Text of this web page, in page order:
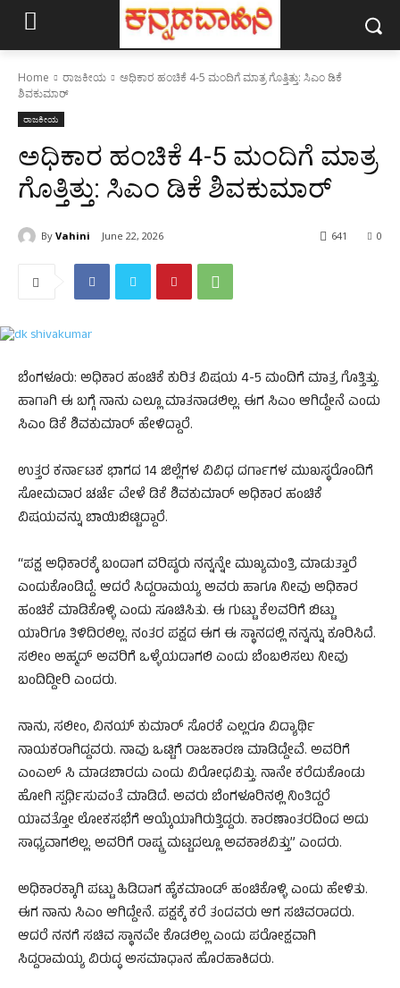
Home ರಾಜಕೀಯ
ಅಧಿಕಾರ ಹಂಚಿಕೆ 4-5 ಮಂದಿಗೆ ಮಾತ್ರ ಗೊತ್ತಿತ್ತು: ಸಿಎಂ ಡಿಕೆ
ಶಿವಕುಮಾರ್
ರಾಜಕೀಯ
ಅಧಿಕಾರ ಹಂಚಿಕೆ 4-5 ಮಂದಿಗೆ ಮಾತ್ರ
ಗೊತ್ತಿತ್ತು: ಸಿಎಂ ಡಿಕೆ ಶಿವಕುಮಾರ್
By Vahini June 22, 2026 0
641
ಬೆಂಗಳೂರು: ಅಧಿಕಾರ ಹಂಚಿಕೆ ಕುರಿತ ವಿಷಯ 4-5 ಮಂದಿಗೆ ಮಾತ್ರ ಗೊತ್ತಿತ್ತು.
ಹಾಗಾಗಿ ಈ ಬಗ್ಗೆ ನಾನು ಎಲ್ಲೂ ಮಾತನಾಡಲಿಲ್ಲ. ಈಗ ಸಿಎಂ ಆಗಿದ್ದೇನೆ ಎಂದು
ಸಿಎಂ ಡಿಕೆ ಶಿವಕುಮಾರ್ ಹೇಳಿದ್ದಾರೆ.
ಉತ್ತರ ಕರ್ನಾಟಕ ಭಾಗದ 14 ಜಿಲ್ಲೆಗಳ ವಿವಿಧ ದರ್ಗಾಗಳ ಮುಖಸ್ಥರೊಂದಿಗೆ
ಸೋಮವಾರ ಚರ್ಚೆ ವೇಳೆ ಡಿಕೆ ಶಿವಕುಮಾರ್ ಅಧಿಕಾರ ಹಂಚಿಕೆ
ವಿಷಯವನ್ನು ಬಾಯಿಬಿಟ್ಟಿದ್ದಾರೆ.
“ಪಕ್ಷ ಅಧಿಕಾರಕ್ಕೆ ಬಂದಾಗ ವರಿಷ್ಠರು ನನ್ನನ್ನೇ ಮುಖ್ಯಮಂತ್ರಿ ಮಾಡುತ್ತಾರೆ
ಎಂದುಕೊಂಡಿದ್ದೆ. ಆದರೆ ಸಿದ್ದರಾಮಯ್ಯ ಅವರು ಹಾಗೂ ನೀವು ಅಧಿಕಾರ
ಹಂಚಿಕೆ ಮಾಡಿಕೊಳ್ಳಿ ಎಂದು ಸೂಚಿಸಿತು. ಈ ಗುಟ್ಟು ಕೆಲವರಿಗೆ ಬಿಟ್ಟು
ಯಾರಿಗೂ ತಿಳಿದಿರಲಿಲ್ಲ. ನಂತರ ಪಕ್ಷದ ಈಗ ಈ ಸ್ಥಾನದಲ್ಲಿ ನನ್ನನ್ನು ಕೂರಿಸಿದೆ.
ಸಲೀಂ ಅಹ್ಮದ್ ಅವರಿಗೆ ಒಳ್ಳೆಯದಾಗಲಿ ಎಂದು ಬೆಂಬಲಿಸಲು ನೀವು
ಬಂದಿದ್ದೀರಿ ಎಂದರು.
ನಾನು, ಸಲೀಂ, ವಿನಯ್ ಕುಮಾರ್ ಸೊರಕೆ ಎಲ್ಲರೂ ವಿದ್ಯಾರ್ಥಿ
ನಾಯಕರಾಗಿದ್ದವರು. ನಾವು ಒಟ್ಟಿಗೆ ರಾಜಕಾರಣ ಮಾಡಿದ್ದೇವೆ. ಅವರಿಗೆ
ಎಂಎಲ್ ಸಿ ಮಾಡಬಾರದು ಎಂದು ವಿರೋಧವಿತ್ತು. ನಾನೇ ಕರೆದುಕೊಂಡು
ಹೋಗಿ ಸ್ಪರ್ಧಿಸುವಂತೆ ಮಾಡಿದೆ. ಅವರು ಬೆಂಗಳೂರಿನಲ್ಲಿ ನಿಂತಿದ್ದರೆ
ಯಾವತ್ತೋ ಲೋಕಸಭೆಗೆ ಆಯ್ಕೆಯಾಗಿರುತ್ತಿದ್ದರು. ಕಾರಣಾಂತರದಿಂದ ಅದು
ಸಾಧ್ಯವಾಗಲಿಲ್ಲ. ಅವರಿಗೆ ರಾಷ್ಟ್ರ ಮಟ್ಟದಲ್ಲೂ ಅವಕಾಶವಿತ್ತು” ಎಂದರು.
ಅಧಿಕಾರಕ್ಕಾಗಿ ಪಟ್ಟು ಹಿಡಿದಾಗ ಹೈಕಮಾಂಡ್ ಹಂಚಿಕೊಳ್ಳಿ ಎಂದು ಹೇಳಿತು.
ಈಗ ನಾನು ಸಿಎಂ ಆಗಿದ್ದೇನೆ. ಪಕ್ಷಕ್ಕೆ ಕರೆ ತಂದವರು ಆಗ ಸಚಿವರಾದರು.
ಆದರೆ ನನಗೆ ಸಚಿವ ಸ್ಥಾನವೇ ಕೊಡಲಿಲ್ಲ ಎಂದು ಪರೋಕ್ಷವಾಗಿ
ಸಿದ್ದರಾಮಯ್ಯ ವಿರುದ್ಧ ಅಸಮಾಧಾನ ಹೊರಹಾಕಿದರು.